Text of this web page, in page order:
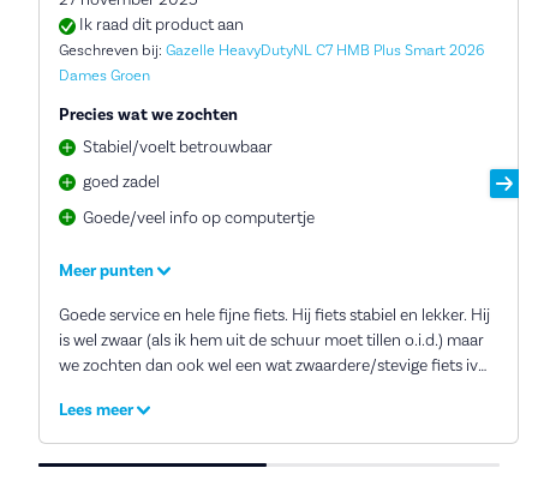
Ik raad dit product aan
Geschreven bij: Gazelle HeavyDutyNL C7 HMB Plus Smart 2026
Dames Groen
Precies wat we zochten
Stabiel/voelt betrouwbaar
goed zadel
Goede/veel info op computertje
Meer punten
Goede service en hele fijne fiets. Hij fiets stabiel en lekker. Hij
is wel zwaar (als ik hem uit de schuur moet tillen o.i.d.) maar
we zochten dan ook wel een wat zwaardere/stevige fiets ivm
Lees meer